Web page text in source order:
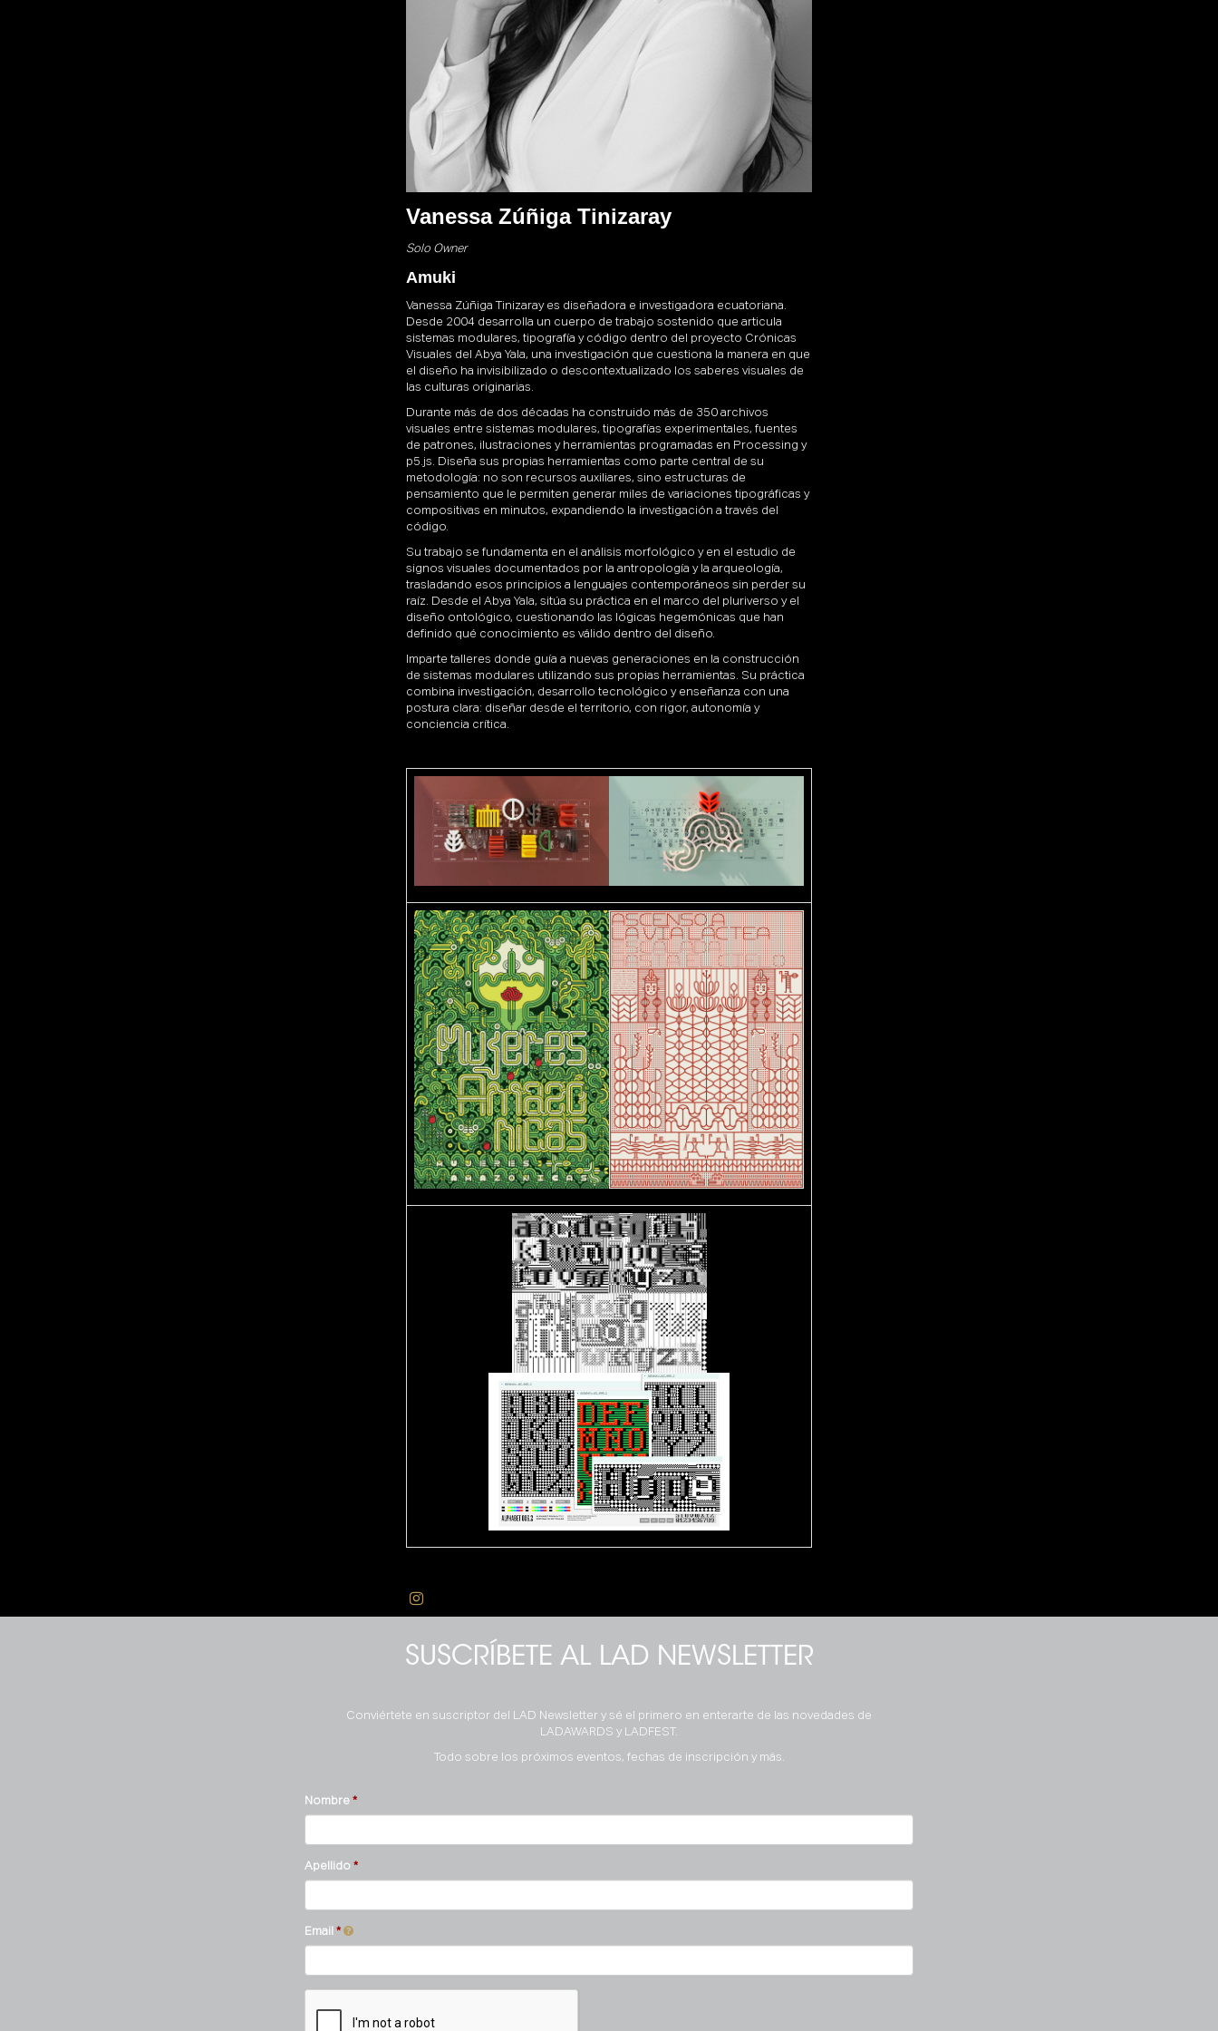
Vanessa Zúñiga Tinizaray
Solo Owner
Amuki
Vanessa Zúñiga Tinizaray es diseñadora e investigadora ecuatoriana.
Desde 2004 desarrolla un cuerpo de trabajo sostenido que articula
sistemas modulares, tipografía y código dentro del proyecto Crónicas
Visuales del Abya Yala, una investigación que cuestiona la manera en que
el diseño ha invisibilizado o descontextualizado los saberes visuales de
las culturas originarias.
Durante más de dos décadas ha construido más de 350 archivos
visuales entre sistemas modulares, tipografías experimentales, fuentes
de patrones, ilustraciones y herramientas programadas en Processing y
p5.js. Diseña sus propias herramientas como parte central de su
metodología: no son recursos auxiliares, sino estructuras de
pensamiento que le permiten generar miles de variaciones tipográficas y
compositivas en minutos, expandiendo la investigación a través del
código.
Su trabajo se fundamenta en el análisis morfológico y en el estudio de
signos visuales documentados por la antropología y la arqueología,
trasladando esos principios a lenguajes contemporáneos sin perder su
raíz. Desde el Abya Yala, sitúa su práctica en el marco del pluriverso y el
diseño ontológico, cuestionando las lógicas hegemónicas que han
definido qué conocimiento es válido dentro del diseño.
Imparte talleres donde guía a nuevas generaciones en la construcción
de sistemas modulares utilizando sus propias herramientas. Su práctica
combina investigación, desarrollo tecnológico y enseñanza con una
postura clara: diseñar desde el territorio, con rigor, autonomía y
conciencia crítica.
SUSCRÍBETE AL LAD NEWSLETTER
Conviértete en suscriptor del LAD Newsletter y sé el primero en enterarte de las novedades de
LADAWARDS y LADFEST.
Todo sobre los próximos eventos, fechas de inscripción y más.
Nombre
Apellido
Email